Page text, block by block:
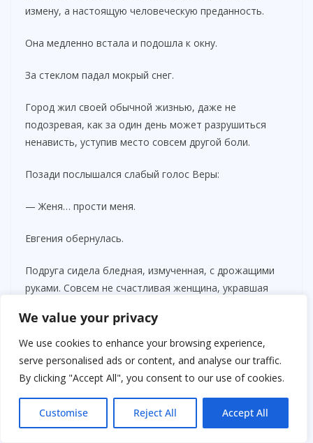
We value your privacy
We use cookies to enhance your browsing experience,
serve personalised ads or content, and analyse our traffic.
By clicking "Accept All", you consent to our use of cookies.
Customise Reject All Accept All
измену, а настоящую человеческую преданность.
Она медленно встала и подошла к окну.
За стеклом падал мокрый снег.
Город жил своей обычной жизнью, даже не
подозревая, как за один день может разрушиться
ненависть, уступив место совсем другой боли.
Позади послышался слабый голос Веры:
— Женя… прости меня.
Евгения обернулась.
Подруга сидела бледная, измученная, с дрожащими
руками. Совсем не счастливая женщина, укравшая
за последние месяцы жизни.